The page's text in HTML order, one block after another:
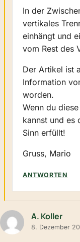
In der
vertikales
einhängt und
vom Rest des
Der Artikel ist
Information
worden.
Wenn du
kannst und es
Sinn erfüllt!
Gruss, Mario
ANTWORTEN
A. Koller
8. Dezember